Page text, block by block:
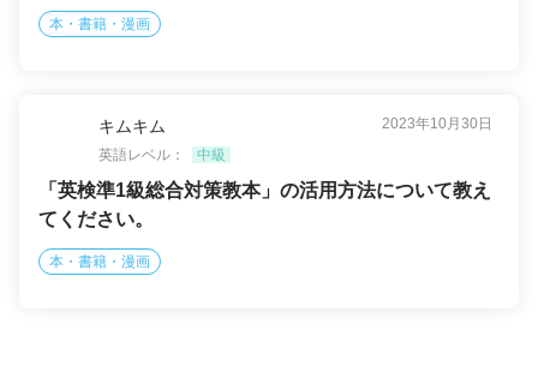
本・書籍・漫画
キムキム
2023年10月30日
英語レベル：
中級
「英検準1級総合対策教本」の活用方法について教え
てください。
本・書籍・漫画